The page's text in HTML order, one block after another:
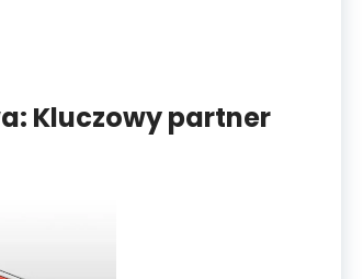
Kluczowy partner